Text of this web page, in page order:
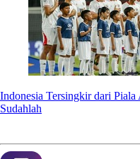
Indonesia Tersingkir dari
Sudahlah